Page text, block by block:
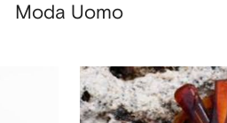
Moda Uomo